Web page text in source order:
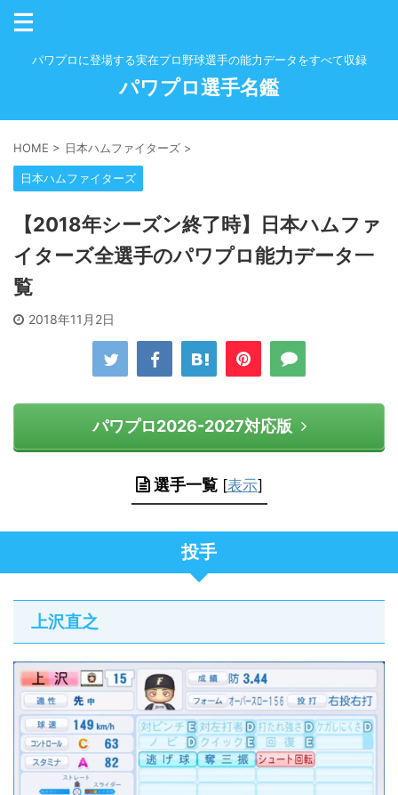
パワプロに登場する実在プロ野球選手の能力データをすべて収録
パワプロ選手名鑑
HOME > 日本ハムファイターズ >
日本ハムファイターズ
【2018年シーズン終了時】日本ハムファ
イターズ全選手のパワプロ能力データ一
覧
2018年11月2日
パワプロ2026-2027対応版
選手一覧 [表示]
投手
上沢直之